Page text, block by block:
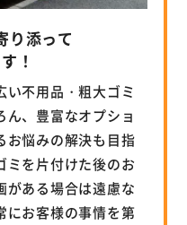
り添って
！
い不用品・粗大ゴミ
ん、豊富なオプショ
お悩みの解決も目指
ミを片付けた後のお
がある場合は遠慮な
にお客様の事情を第